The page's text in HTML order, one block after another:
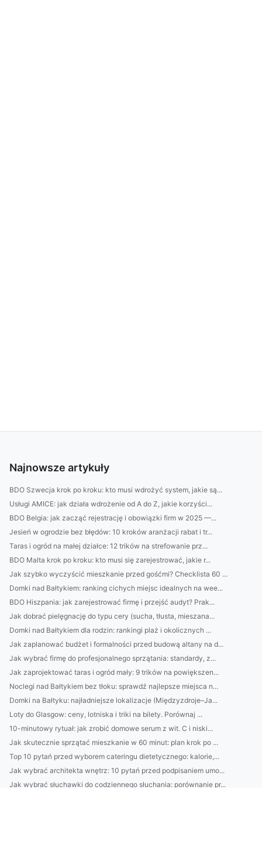
Najnowsze artykuły
BDO Szwecja krok po kroku: kto musi wdrożyć system, jakie są...
Usługi AMICE: jak działa wdrożenie od A do Z, jakie korzyści...
BDO Belgia: jak zacząć rejestrację i obowiązki firm w 2025 —...
Jesień w ogrodzie bez błędów: 10 kroków aranżacji rabat i tr...
Taras i ogród na małej działce: 12 trików na strefowanie prz...
BDO Malta krok po kroku: kto musi się zarejestrować, jakie r...
Jak szybko wyczyścić mieszkanie przed gośćmi? Checklista 60 ...
Domki nad Bałtykiem: ranking cichych miejsc idealnych na wee...
BDO Hiszpania: jak zarejestrować firmę i przejść audyt? Prak...
Jak dobrać pielęgnację do typu cery (sucha, tłusta, mieszana...
Domki nad Bałtykiem dla rodzin: rankingi plaż i okolicznych ...
Jak zaplanować budżet i formalności przed budową altany na d...
Jak wybrać firmę do profesjonalnego sprzątania: standardy, z...
Jak zaprojektować taras i ogród mały: 9 trików na powiększen...
Noclegi nad Bałtykiem bez tłoku: sprawdź najlepsze miejsca n...
Domki na Bałtyku: najładniejsze lokalizacje (Międzyzdroje–Ja...
Loty do Glasgow: ceny, lotniska i triki na bilety. Porównaj ...
10-minutowy rytuał: jak zrobić domowe serum z wit. C i niski...
Jak skutecznie sprzątać mieszkanie w 60 minut: plan krok po ...
Top 10 pytań przed wyborem cateringu dietetycznego: kalorie,...
Jak wybrać architekta wnętrz: 10 pytań przed podpisaniem umo...
Jak wybrać słuchawki do codziennego słuchania: porównanie pr...